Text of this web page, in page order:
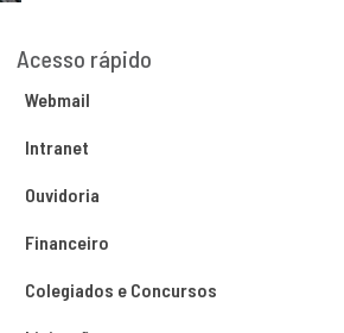
Acesso rápido
Webmail
Intranet
Ouvidoria
Financeiro
Colegiados e Concursos